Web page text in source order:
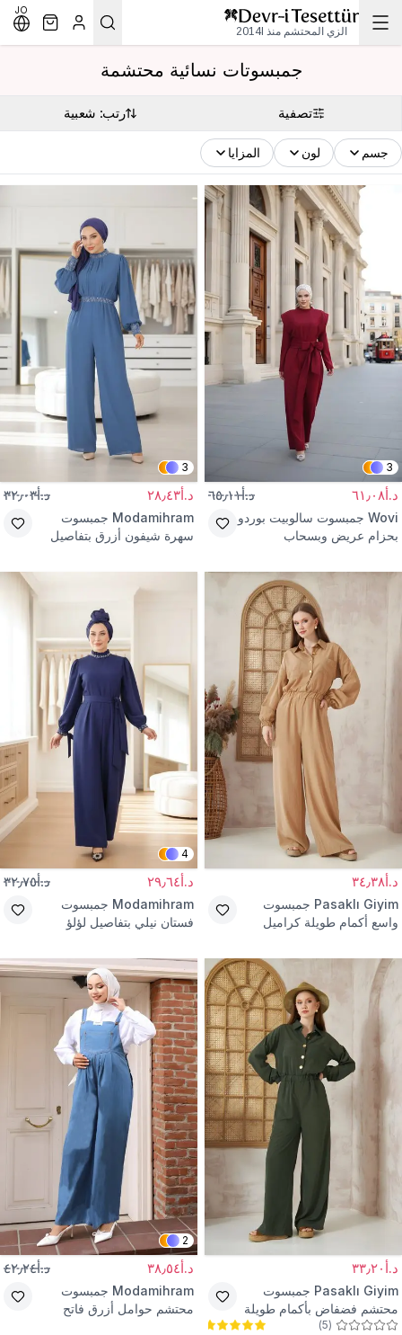
الزي المحتشم منذ 2014l
JO
جمبسوتات نسائية محتشمة
تصفية رتب: شعبية
جسم لون المزايا
3
د.أ٦١٫٠٨ د.أ٦٥٫١١
Wovi جمبسوت سالوبيت بوردو
بحزام عريض وبسحاب
3
د.أ٢٨٫٤٣ د.أ٣٢٫٠٣
Modamihram جمبسوت
سهرة شيفون أزرق بتفاصيل
د.أ٣٤٫٣٨
Pasaklı Giyim جمبسوت
واسع أكمام طويلة كراميل
وجيوب
4
د.أ٢٩٫٦٤ د.أ٣٢٫٧٥
Modamihram جمبسوت
فستان نيلي بتفاصيل لؤلؤ
د.أ٣٣٫٢٠
Pasaklı Giyim جمبسوت
محتشم فضفاض بأكمام طويلة
لون كاكي قماش كوبرا بخصر
(
5
)
2
د.أ٣٨٫٥٤ د.أ٤٢٫٢٤
Modamihram جمبسوت
محتشم حوامل أزرق فاتح